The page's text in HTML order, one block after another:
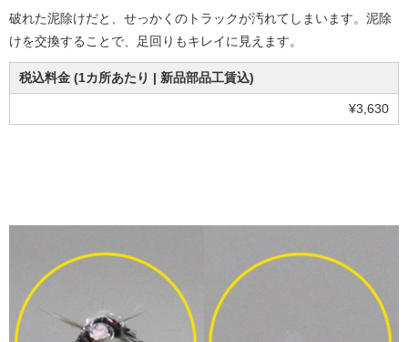
破れた泥除けだと、せっかくのトラックが汚れてしまいます。泥除
けを交換することで、足回りもキレイに見えます。
税込料金 (1カ所あたり | 新品部品工賃込)
¥3,630